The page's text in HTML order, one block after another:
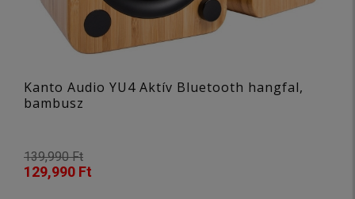
Kanto Audio YU4 Aktív Bluetooth hangfal,
bambusz
139,990 Ft
129,990 Ft